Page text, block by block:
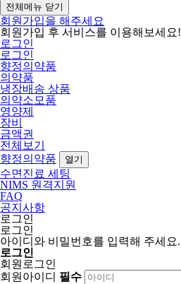
전체메뉴 닫기
회원가입을 해주세요
회원가입 후 서비스를 이용해보세요!
로그인
로그인
향정의약품
의약품
냉장배송 상품
의약소모품
영양제
장비
금액권
전체보기
향정의약품
열기
수면진료 세팅
NIMS 원격지원
FAQ
공지사항
로그인
로그인
아이디와 비밀번호를 입력해 주세요.
로그인
회원로그인
회원아이디 필수